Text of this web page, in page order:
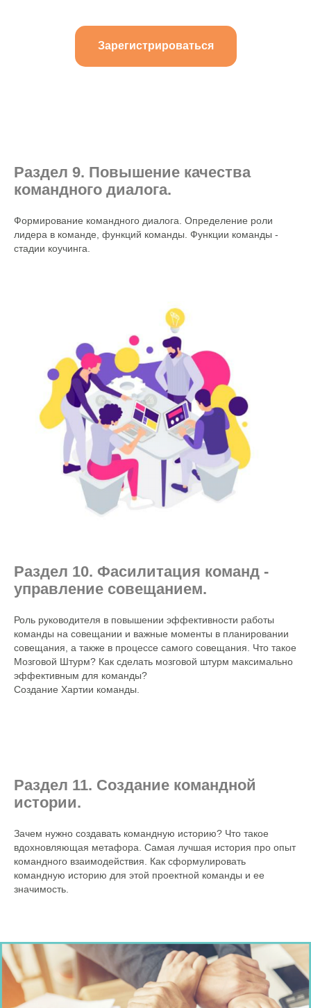
Зарегистрироваться
Раздел 9. Повышение качества
командного диалога.
Формирование командного диалога. Определение роли
лидера в команде, функций команды. Функции команды -
стадии коучинга.
Раздел 10. Фасилитация команд -
управление совещанием.
Роль руководителя в повышении эффективности работы
команды на совещании и важные моменты в планировании
совещания, а также в процессе самого совещания. Что такое
Мозговой Штурм? Как сделать мозговой штурм максимально
эффективным для команды?
Создание Хартии команды.
Раздел 11. Создание командной
истории.
Зачем нужно создавать командную историю? Что такое
вдохновляющая метафора. Самая лучшая история про опыт
командного взаимодействия. Как сформулировать
командную историю для этой проектной команды и ее
значимость.